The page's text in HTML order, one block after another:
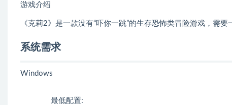
游戏介绍
《克莉2》是一款没有“吓你一跳”的生存恐怖类冒险游戏，需
系统需求
Windows
最低配置: